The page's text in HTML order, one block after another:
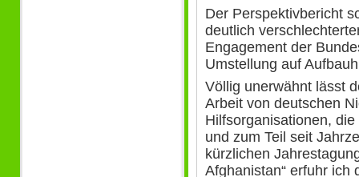
Der Perspektivbericht
deutlich
Engagement der
Umstellung auf
Völlig unerwähnt lässt
Arbeit von deutschen
Hilfsorganisationen,
und zum Teil seit
kürzlichen
Afghanistan“ erfuhr ich